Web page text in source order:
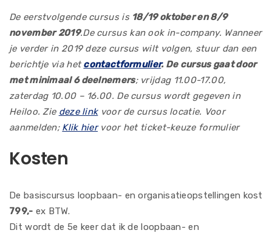
De eerstvolgende cursus is 18/19 oktober en 8/9
november 2019.De cursus kan ook in-company. Wanneer
je verder in 2019 deze cursus wilt volgen, stuur dan een
berichtje via hetcontactformulier. De cursus gaat door
met minimaal 6 deelnemers; vrijdag 11.00-17.00,
zaterdag 10.00 – 16.00. De cursus wordt gegeven in
Heiloo. Zie deze linkvoor de cursus locatie. Voor
aanmelden; Klik hiervoor het ticket-keuze formulier
Kosten
De basiscursus loopbaan- en organisatieopstellingen kost
799,- ex BTW.
Dit wordt de 5e keer dat ik de loopbaan- en